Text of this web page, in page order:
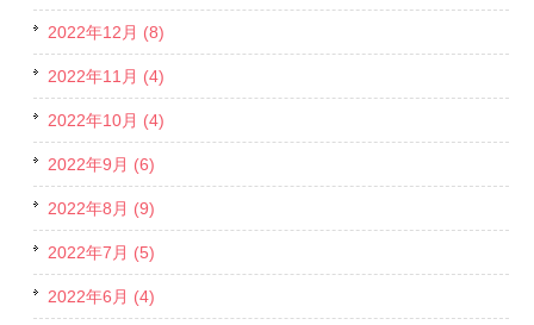
2022年12月 (8)
2022年11月 (4)
2022年10月 (4)
2022年9月 (6)
2022年8月 (9)
2022年7月 (5)
2022年6月 (4)